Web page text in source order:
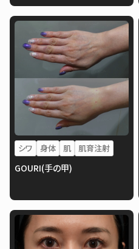
シワ 身体 肌 肌育注射
GOURI(手の甲)